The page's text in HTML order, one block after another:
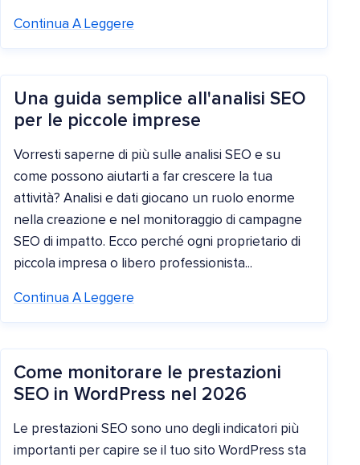
Continua A Leggere
Una guida semplice all'analisi SEO
per le piccole imprese
Vorresti saperne di più sulle analisi SEO e su
come possono aiutarti a far crescere la tua
attività? Analisi e dati giocano un ruolo enorme
nella creazione e nel monitoraggio di campagne
SEO di impatto. Ecco perché ogni proprietario di
piccola impresa o libero professionista...
Continua A Leggere
Come monitorare le prestazioni
SEO in WordPress nel 2026
Le prestazioni SEO sono uno degli indicatori più
importanti per capire se il tuo sito WordPress sta